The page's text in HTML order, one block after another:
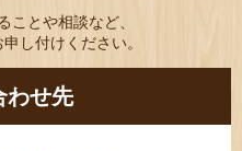
ことや相談など、
し付けください。
わせ先